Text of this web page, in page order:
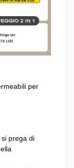
per
prega di